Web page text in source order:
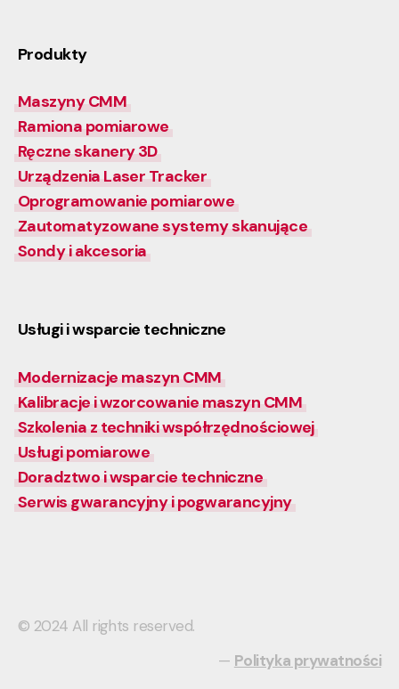
Produkty
Maszyny CMM
Ramiona pomiarowe
Ręczne skanery 3D
Urządzenia Laser Tracker
Oprogramowanie pomiarowe
Zautomatyzowane systemy skanujące
Sondy i akcesoria
Usługi i wsparcie techniczne
Modernizacje maszyn CMM
Kalibracje i wzorcowanie maszyn CMM
Szkolenia z techniki współrzędnościowej
Usługi pomiarowe
Doradztwo i wsparcie techniczne
Serwis gwarancyjny i pogwarancyjny
© 2024 All rights reserved.
— Polityka prywatności